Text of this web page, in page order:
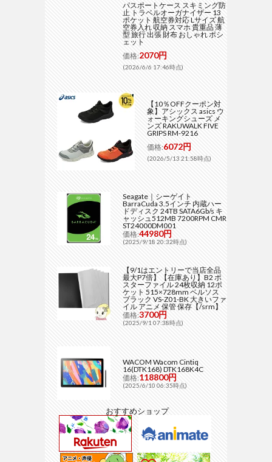
パスポートケース スキミング防
止 トラベルオーガナイザー 13
ポケット 航空券対応 Lサイズ 航
空券入れ 収納 スマホ 貴重品 薄
型 旅行 出張 財布 おしゃれ ポシ
ェット
価格:2070円
(2026/6/6 17:46時点)
【10％OFFクーポン対
象】アシックス asics ウ
ォーキングシューズ メ
ンズ RAKUWALK FIVE
GRIPS RM-9216
価格:6072円
(2026/5/13 21:58時点)
Seagate｜シーゲイト
BarraCuda 3.5インチ 内蔵ハー
ドディスク 24TB SATA6Gb/s キ
ャッシュ512MB 7200RPM CMR
ST24000DM001
価格:44980円
(2025/9/18 20:32時点)
【9/1はエントリーで当店全品
最大P7倍】【在庫あり】B2 ポ
スターファイル 24枚収納 12ポ
ケット 515×728mm ベルソス
ブラック VS-Z01-BK 大きいファ
イル アニメ 保管 保存【/srm】
価格:3700円
(2025/9/1 07:38時点)
WACOM Wacom Cintiq
16(DTK168) DTK168K4C
価格:118800円
(2025/6/10 06:35時点)
おすすめショップ